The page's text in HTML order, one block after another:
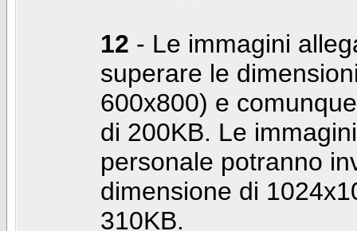
12 - Le immagini
superare le
600x800) e
di 200KB. Le
personale potranno
dimensione di
310KB.